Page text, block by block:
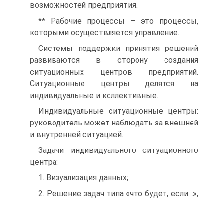
возможностей предприятия.
** Рабочие процессы – это процессы,
которыми осуществляется управление.
Системы поддержки принятия решений
развиваются в сторону создания
ситуационных центров предприятий.
Ситуационные центры делятся на
индивидуальные и коллективные.
Индивидуальные ситуационные центры:
руководитель может наблюдать за внешней
и внутренней ситуацией.
Задачи индивидуального ситуационного
центра:
1. Визуализация данных;
2. Решение задач типа «что будет, если…»,